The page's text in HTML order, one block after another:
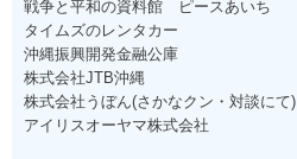
戦争と平和の資料館 ピースあいち
タイムズのレンタカー
沖縄振興開発金融公庫
株式会社JTB沖縄
株式会社うぼん(さかなクン・対談にて)
アイリスオーヤマ株式会社